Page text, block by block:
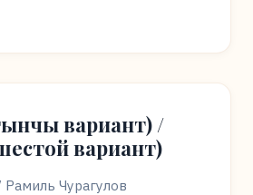
вариант) /
вариант)
Чурагулов